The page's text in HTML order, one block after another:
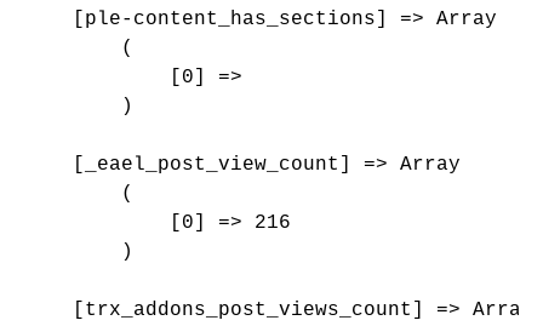
    [ple-content_has_sections] => Array
        (
            [0] =>
        )
    [_eael_post_view_count] => Array
        (
            [0] => 216
        )
    [trx_addons_post_views_count] => Array